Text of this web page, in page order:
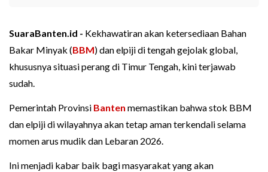
SuaraBanten.id - Kekhawatiran akan ketersediaan Bahan
Bakar Minyak (BBM) dan elpiji di tengah gejolak global,
khususnya situasi perang di Timur Tengah, kini terjawab
sudah.
Pemerintah Provinsi Banten memastikan bahwa stok BBM
dan elpiji di wilayahnya akan tetap aman terkendali selama
momen arus mudik dan Lebaran 2026.
Ini menjadi kabar baik bagi masyarakat yang akan